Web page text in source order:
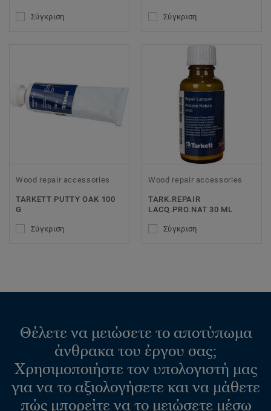
Σύγκριση Σύγκριση
Wood repair accessories
TARKETT PUTTY OAK 100
G
Σύγκριση
Wood repair accessories
TARK.REPAIR
LACQ.PRO.NAT 30 ML
Σύγκριση
Θέλετε να μειώσετε το αποτύπωμα
άνθρακα του έργου σας;
Χρησιμοποιήστε τον υπολογιστή μας
για να το αξιολογήσετε και να μάθετε
πώς μπορείτε να το μειώσετε μέσω